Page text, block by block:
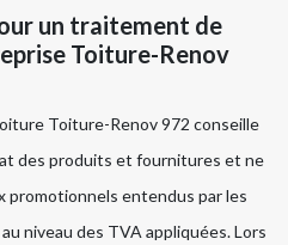
un traitement de
Toiture-Renov
Toiture-Renov 972 conseille
des produits et fournitures et ne
promotionnels entendus par les
niveau des TVA appliquées. Lors